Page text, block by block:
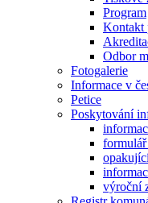
Program
Kontakt
Odbor
Fotogalerie
Informace v
Petice
Poskytování
výroční